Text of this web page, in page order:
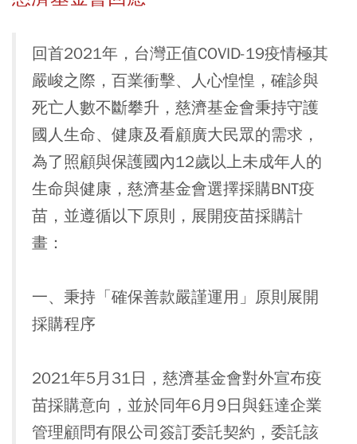
回首2021年，台灣正值COVID-19疫情極其
嚴峻之際，百業衝擊、人心惶惶，確診與
死亡人數不斷攀升，慈濟基金會秉持守護
國人生命、健康及看顧廣大民眾的需求，
為了照顧與保護國內12歲以上未成年人的
生命與健康，慈濟基金會選擇採購BNT疫
苗，並遵循以下原則，展開疫苗採購計
畫：
一、秉持「確保善款嚴謹運用」原則展開
採購程序
2021年5月31日，慈濟基金會對外宣布疫
苗採購意向，並於同年6月9日與鈺達企業
管理顧問有限公司簽訂委託契約，委託該